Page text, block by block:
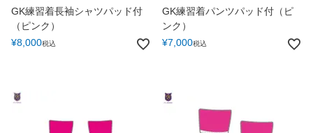
GK練習着長袖シャツパッド付
（ピンク）
¥8,000税込
GK練習着パンツパッド付（ピ
ンク）
¥7,000税込